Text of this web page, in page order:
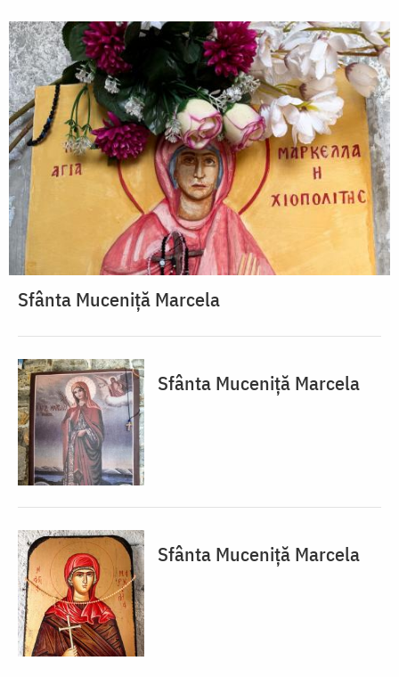
Sfânta Muceniță Marcela
Sfânta Muceniță Marcela
Sfânta Muceniță Marcela